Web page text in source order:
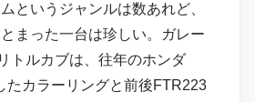
というジャンルは数あれど、
まった一台は珍しい。ガレー
トルカブは、往年のホンダ
たカラーリングと前後FTR223